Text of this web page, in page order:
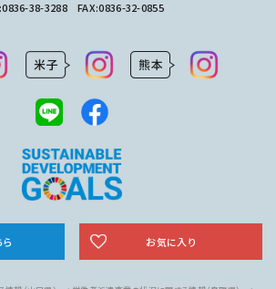
0836-38-3288FAX:0836-32-0855
お気に入り